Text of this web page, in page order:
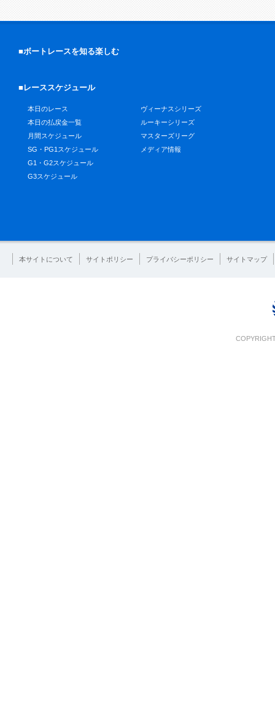
■ボートレースを知る楽しむ
■レーススケジュール
本日のレース
本日の払戻金一覧
月間スケジュール
SG・PG1スケジュール
G1・G2スケジュール
G3スケジュール
ヴィーナスシリーズ
ルーキーシリーズ
マスターズリーグ
メディア情報
本サイトについて サイトポリシー プライバシーポリシー サイトマップ